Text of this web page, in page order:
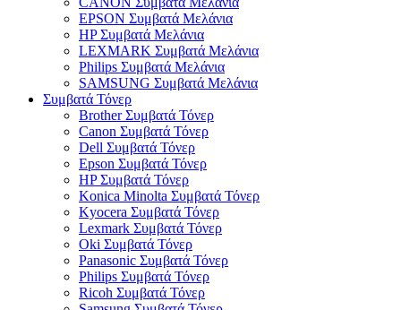
EPSON Συμβατά Μελάνια
HP Συμβατά Μελάνια
LEXMARK Συμβατά Μελάνια
Philips Συμβατά Μελάνια
SAMSUNG Συμβατά Μελάνια
Συμβατά Τόνερ
Brother Συμβατά Τόνερ
Canon Συμβατά Τόνερ
Dell Συμβατά Τόνερ
Epson Συμβατά Τόνερ
HP Συμβατά Τόνερ
Konica Minolta Συμβατά Τόνερ
Kyocera Συμβατά Τόνερ
Lexmark Συμβατά Τόνερ
Oki Συμβατά Τόνερ
Panasonic Συμβατά Τόνερ
Philips Συμβατά Τόνερ
Ricoh Συμβατά Τόνερ